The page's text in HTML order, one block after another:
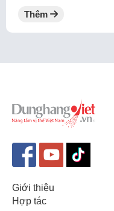
Thêm
Giới thiệu
Hợp tác